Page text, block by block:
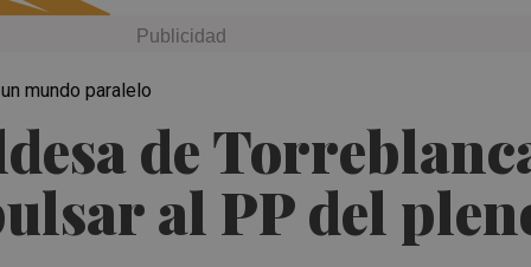
de
al PP del
mundo paralelo